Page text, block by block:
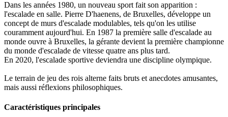
Dans les années 1980, un nouveau sport fait son apparition :
l'escalade en salle. Pierre D'haenens, de Bruxelles, développe un
concept de murs d'escalade modulables, tels qu'on les utilise
couramment aujourd'hui. En 1987 la première salle d'escalade au
monde ouvre à Bruxelles, la gérante devient la première championne
du monde d'escalade de vitesse quatre ans plus tard.
En 2020, l'escalade sportive deviendra une discipline olympique.
Le terrain de jeu des rois alterne faits bruts et anecdotes amusantes,
mais aussi réflexions philosophiques.
Caractéristiques principales